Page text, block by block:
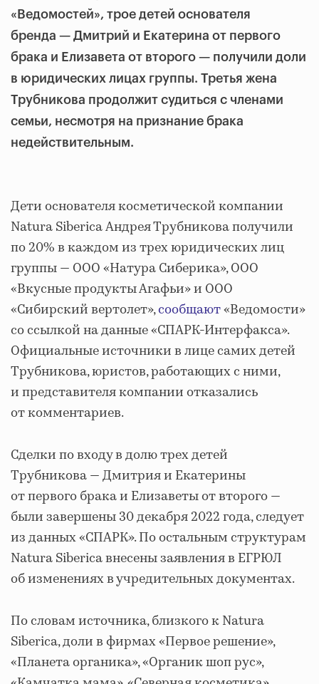
«Ведомостей», трое детей основателя
бренда — Дмитрий и Екатерина от первого
брака и Елизавета от второго — получили доли
в юридических лицах группы. Третья жена
Трубникова продолжит судиться с членами
семьи, несмотря на признание брака
недействительным.
Дети основателя косметической компании
Natura Siberica Андрея Трубникова получили
по 20% в каждом из трех юридических лиц
группы — ООО «Натура Сиберика», ООО
«Вкусные продукты Агафьи» и ООО
«Сибирский вертолет»,сообщают«Ведомости»
со ссылкой на данные «СПАРК-Интерфакса».
Официальные источники в лице самих детей
Трубникова, юристов, работающих с ними,
и представителя компании отказались
от комментариев.
Сделки по входу в долю трех детей
Трубникова — Дмитрия и Екатерины
от первого брака и Елизаветы от второго —
были завершены 30 декабря 2022 года, следует
из данных «СПАРК». По остальным структурам
Natura Siberica внесены заявления в ЕГРЮЛ
об изменениях в учредительных документах.
По словам источника, близкого к Natura
Siberica, доли в фирмах «Первое решение»,
«Планета органика», «Органик шоп рус»,